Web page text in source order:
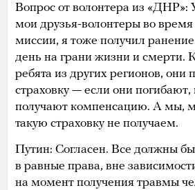
Вопрос от волонтера из «ДНР»:
мои друзья-волонтеры во
миссии, я тоже получил
день на грани жизни и смерти.
ребята из других регионов, они
страховку — если они погибают,
получают компенсацию. А мы,
такую страховку не получаем.
Путин: Согласен. Все должны
в равные права, вне
на момент получения травмы